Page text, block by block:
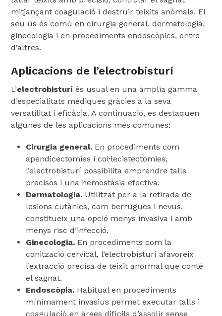
mitjançant coagulació i destruir teixits anòmals. El
seu ús és comú en cirurgia general, dermatologia,
ginecologia i en procediments endoscòpics, entre
d’altres.
Aplicacions de l’electrobisturí
L’electrobisturí és usual en una àmplia gamma
d’especialitats mèdiques gràcies a la seva
versatilitat i eficàcia. A continuació, es destaquen
algunes de les aplicacions més comunes:
Cirurgia general. En procediments com
apendicectomies i col·lecistectomies,
l’electrobisturí possibilita emprendre talls
precisos i una hemostàsia efectiva.
Dermatologia. Utilitzat per a la retirada de
lesions cutànies, com berrugues i nevus,
constitueix una opció menys invasiva i amb
menys risc d’infecció.
Ginecologia. En procediments com la
conització cervical, l’electrobisturí afavoreix
l’extracció precisa de teixit anormal que conté
el sagnat.
Endoscòpia. Habitual en procediments
mínimament invasius permet executar talls i
coagulació en àrees difícils d’assolir sense